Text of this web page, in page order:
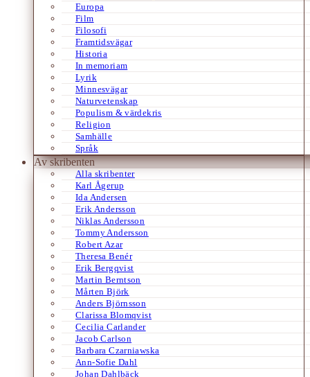
Europa
Film
Filosofi
Framtidsvägar
Historia
In memoriam
Lyrik
Minnesvägar
Naturvetenskap
Populism & värdekris
Religion
Samhälle
Språk
Av skribenten
Alla skribenter
Karl Ågerup
Ida Andersen
Erik Andersson
Niklas Andersson
Tommy Andersson
Robert Azar
Theresa Benér
Erik Bergqvist
Martin Berntson
Mårten Björk
Anders Björnsson
Clarissa Blomqvist
Cecilia Carlander
Jacob Carlson
Barbara Czarniawska
Ann-Sofie Dahl
Johan Dahlbäck